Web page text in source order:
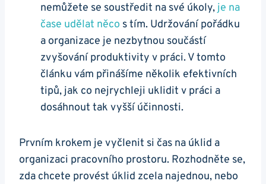
nemůžete se soustředit na své úkoly, je na
čase udělat něco s tím. Udržování pořádku
a organizace je nezbytnou součástí
zvyšování produktivity v práci. V tomto
článku vám přinášíme několik efektivních
tipů, jak co nejrychleji uklidit v práci a
dosáhnout tak vyšší účinnosti.
Prvním krokem je vyčlenit si čas na úklid a
organizaci pracovního prostoru. Rozhodněte se,
zda chcete provést úklid zcela najednou, nebo